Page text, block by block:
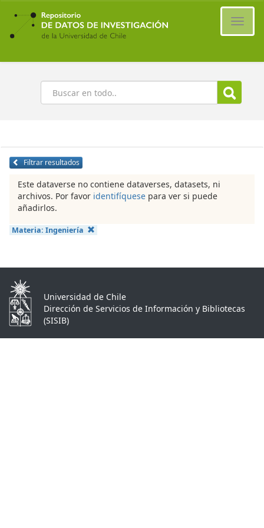
Ir
contenido
principal
Buscar
Filtrar resultados
Este dataverse no contiene dataverses, datasets, ni
archivos. Por favor identifíquese para ver si puede
añadirlos.
Materia: Ingeniería
Universidad de Chile
Dirección de Servicios de Información y Bibliotecas
(SISIB)